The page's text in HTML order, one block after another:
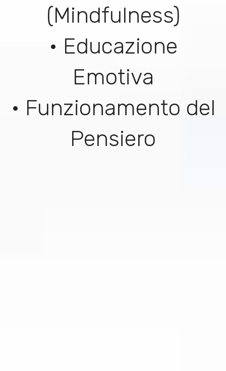
(Mindfulness)
• Educazione
Emotiva
• Funzionamento del
Pensiero